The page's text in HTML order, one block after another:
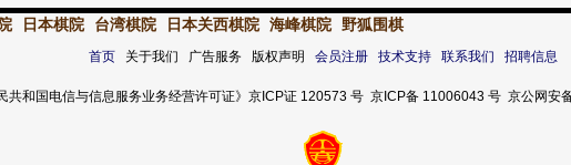
日本棋院 台湾棋院 日本关西棋院 海峰棋院 野狐围棋
首页关于我们 广告服务 版权声明 会员注册 技术支持 联系我们 招聘信息
民共和国电信与信息服务业务经营许可证》京ICP证 120573 号 京ICP备 11006043 号 京公网安